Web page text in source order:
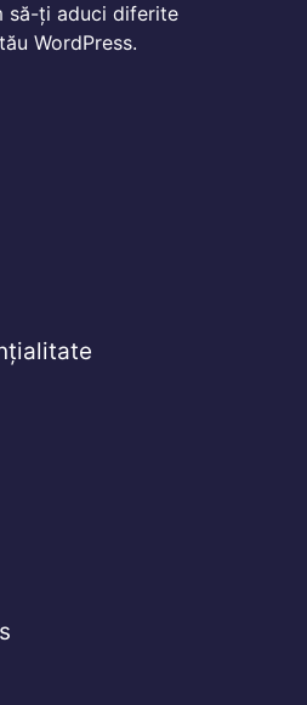
să-ți aduci diferite
WordPress.